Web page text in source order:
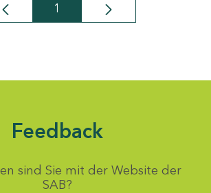
Seite
1
Feedback
sind Sie mit der Website der
SAB?